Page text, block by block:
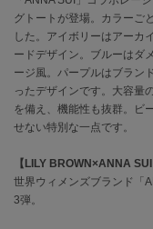
CODE A
コードエー
COLE HAAN
コール ハーン
CONVERSE
コンバース
DANSKIN
グトートが登場。カラーご
した。アイボリーはアーカ
ードデザイン。ブルーはダ
ージ風。パープルはブラン
ったデザインです。大容量
を備え、機能性も抜群。ビ
せない特別な一点です。
【LILY BROWN×ANNA SUI
世界ウィメンズブランド「
3弾。